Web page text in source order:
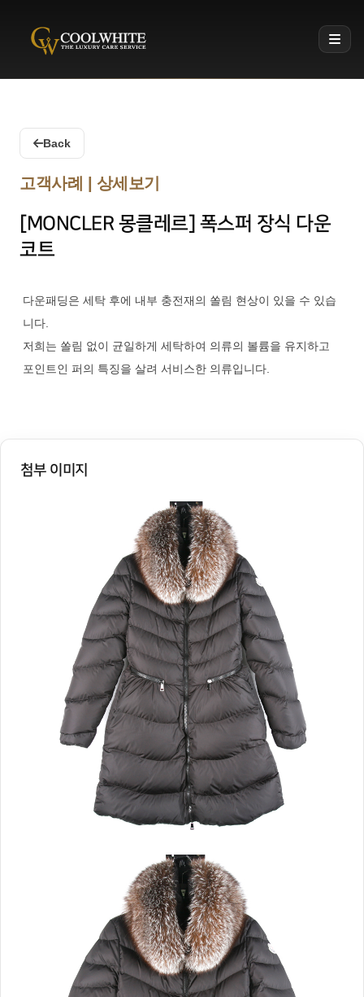
Coolwhite
Back
고객사례 | 상세보기
[MONCLER 몽클레르] 폭스퍼 장식 다운
코트
다운패딩은 세탁 후에 내부 충전재의 쏠림 현상이 있을 수 있습
니다.
저희는 쏠림 없이 균일하게 세탁하여 의류의 볼륨을 유지하고
포인트인 퍼의 특징을 살려 서비스한 의류입니다.
첨부 이미지